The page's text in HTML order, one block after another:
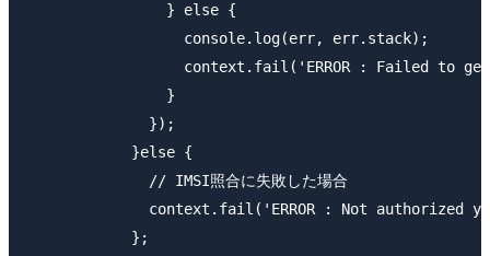
                } else {
                  console.log(err, err.stack);
context.fail('ERROR : Failed to
                }
              });
            }else {
              // IMSI照合に失敗した場合
context.fail('ERROR : Not authorized
            };